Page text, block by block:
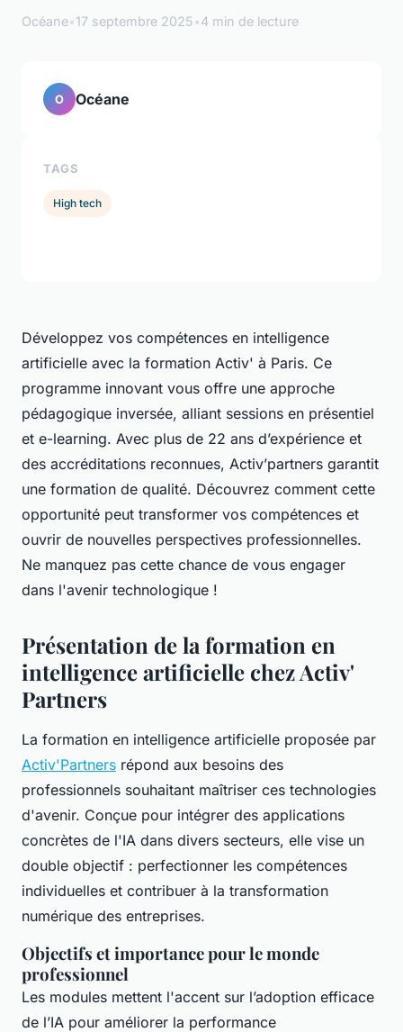
Océane•17 septembre 2025•4 min de lecture
Développez vos compétences en intelligence
artificielle avec la formation Activ' à Paris. Ce
programme innovant vous offre une approche
pédagogique inversée, alliant sessions en présentiel
et e-learning. Avec plus de 22 ans d’expérience et
des accréditations reconnues, Activ’partners garantit
une formation de qualité. Découvrez comment cette
opportunité peut transformer vos compétences et
ouvrir de nouvelles perspectives professionnelles.
Ne manquez pas cette chance de vous engager
dans l'avenir technologique !
Présentation de la formation en
intelligence artificielle chez Activ'
Partners
La formation en intelligence artificielle proposée par
Activ'Partners répond aux besoins des
professionnels souhaitant maîtriser ces technologies
d'avenir. Conçue pour intégrer des applications
concrètes de l'IA dans divers secteurs, elle vise un
double objectif : perfectionner les compétences
individuelles et contribuer à la transformation
numérique des entreprises.
Objectifs et importance pour le monde
professionnel
Les modules mettent l'accent sur l’adoption efficace
de l’IA pour améliorer la performance
O Océane
TAGS
High tech